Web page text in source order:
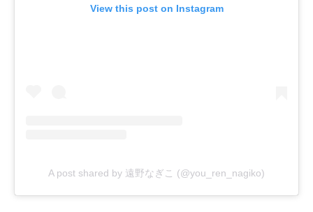
View this post on Instagram
A post shared by 遠野なぎこ (@you_ren_nagiko)